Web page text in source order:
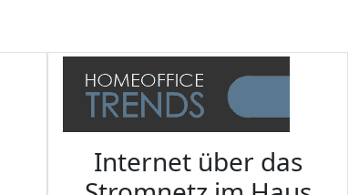
Internet über das